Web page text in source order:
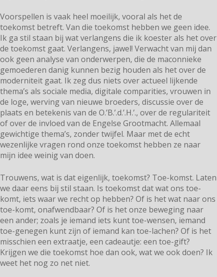
Voorspellen is vaak heel moeilijk, vooral als het de
toekomst betreft. Van die toekomst hebben we geen idee.
Ik ga stil staan bij wat verlangens die ik koester als het over
de toekomst gaat. Verlangens, jawel! Verwacht van mij dan
ook geen analyse van onderwerpen, die de maconnieke
gemoederen danig kunnen bezig houden als het over de
moderniteit gaat. Ik zeg dus niets over actueel lijkende
thema’s als sociale media, digitale comparities, vrouwen in
de loge, werving van nieuwe broeders, discussie over de
plaats en betekenis van de O.’B.’.d.’.H.’., over de regulariteit
of over de invloed van de Engelse Grootmacht. Allemaal
gewichtige thema’s, zonder twijfel. Maar met de echt
wezenlijke vragen rond onze toekomst hebben ze naar
mijn idee weinig van doen.
Trouwens, wat is dat eigenlijk, toekomst? Toe-komst. Laten
we daar eens bij stil staan. Is toekomst dat wat ons toe-
komt, iets waar we recht op hebben? Of is het wat naar ons
toe-komt, onafwendbaar? Of is het onze beweging naar
een ander; zoals je iemand iets kunt toe-wensen, iemand
toe-genegen kunt zijn of iemand kan toe-lachen? Of is het
misschien een extraatje, een cadeautje: een toe-gift?
Krijgen we die toekomst hoe dan ook, wat we ook doen? Ik
weet het nog zo net niet.